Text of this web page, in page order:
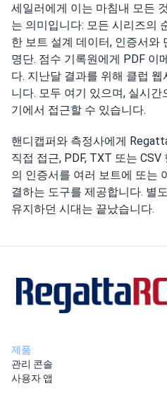
세일러에게 이는 마침내 모든
는 의미입니다: 모든 시리즈의
한 보트 설계 데이터, 인증서와
명단. 점수 기록원에게 PDF 이
다. 지난달 결과를 위해 클럽
니다. 모두 여기 있으며, 실시간
기에서 접근할 수 있습니다.
핸디캡퍼와 측정사에게
직접 접근, PDF, TXT 또는
의 인증서를 여러 보트에 또는
결하는 도구를 제공합니다. 별
유지하던 시대는 끝났습니다.
제품
관리 콘솔
사용자 앱